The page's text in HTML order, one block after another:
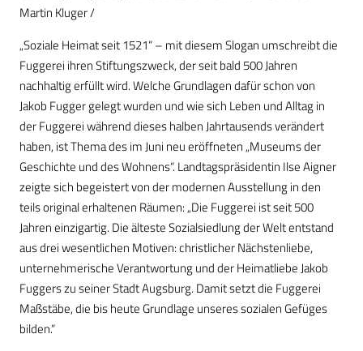
Martin Kluger /
„Soziale Heimat seit 1521“ – mit diesem Slogan umschreibt die
Fuggerei ihren Stiftungszweck, der seit bald 500 Jahren
nachhaltig erfüllt wird. Welche Grundlagen dafür schon von
Jakob Fugger gelegt wurden und wie sich Leben und Alltag in
der Fuggerei während dieses halben Jahrtausends verändert
haben, ist Thema des im Juni neu eröffneten „Museums der
Geschichte und des Wohnens“. Landtagspräsidentin Ilse Aigner
zeigte sich begeistert von der modernen Ausstellung in den
teils original erhaltenen Räumen: „Die Fuggerei ist seit 500
Jahren einzigartig. Die älteste Sozialsiedlung der Welt entstand
aus drei wesentlichen Motiven: christlicher Nächstenliebe,
unternehmerische Verantwortung und der Heimatliebe Jakob
Fuggers zu seiner Stadt Augsburg. Damit setzt die Fuggerei
Maßstäbe, die bis heute Grundlage unseres sozialen Gefüges
bilden.“